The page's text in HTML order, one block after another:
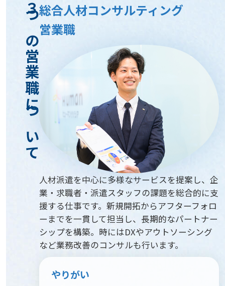
３つの営業職について総合人材コンサルティング
営業職
人材派遣を中心に多様なサービスを提案し、企
業・求職者・派遣スタッフの課題を総合的に支
援する仕事です。新規開拓からアフターフォロ
ーまでを一貫して担当し、長期的なパートナー
シップを構築。時にはDXやアウトソーシング
など業務改善のコンサルも行います。
やりがい